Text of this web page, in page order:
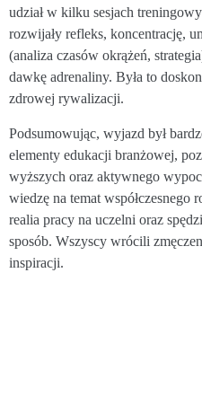
udział w kilku sesjach
rozwijały refleks, koncentrację,
(analiza czasów okrążeń,
dawkę adrenaliny. Była to
zdrowej rywalizacji.
Podsumowując, wyjazd był
elementy edukacji branżowej,
wyższych oraz aktywnego
wiedzę na temat
realia pracy na uczelni oraz
sposób. Wszyscy wrócili
inspiracji.